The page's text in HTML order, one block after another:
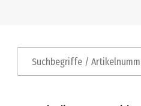
Suchbegriffe / Artikelnummer